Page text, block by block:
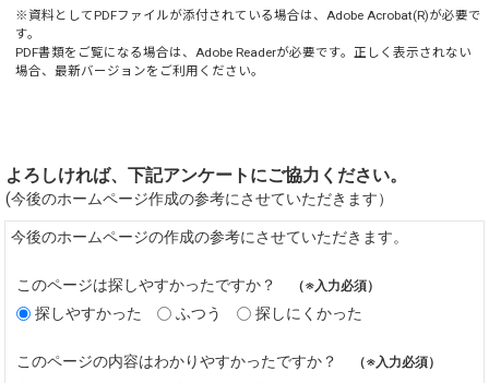
※資料としてPDFファイルが添付されている場合は、Adobe Acrobat(R)が必要で
す。
PDF書類をご覧になる場合は、Adobe Readerが必要です。正しく表示されない
場合、最新バージョンをご利用ください。